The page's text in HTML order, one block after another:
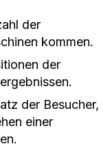
der
kommen.
der
der Besucher,
einer